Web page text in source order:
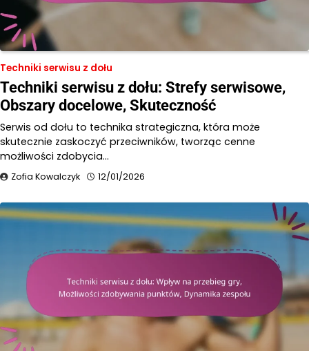
Techniki serwisu z dołu
Techniki serwisu z dołu: Strefy serwisowe,
Obszary docelowe, Skuteczność
Serwis od dołu to technika strategiczna, która może
skutecznie zaskoczyć przeciwników, tworząc cenne
możliwości zdobycia…
Zofia Kowalczyk 12/01/2026